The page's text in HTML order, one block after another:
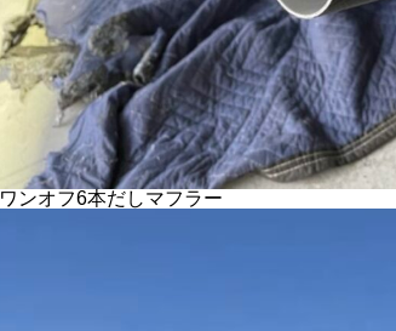
ワンオフ6本だしマフラー